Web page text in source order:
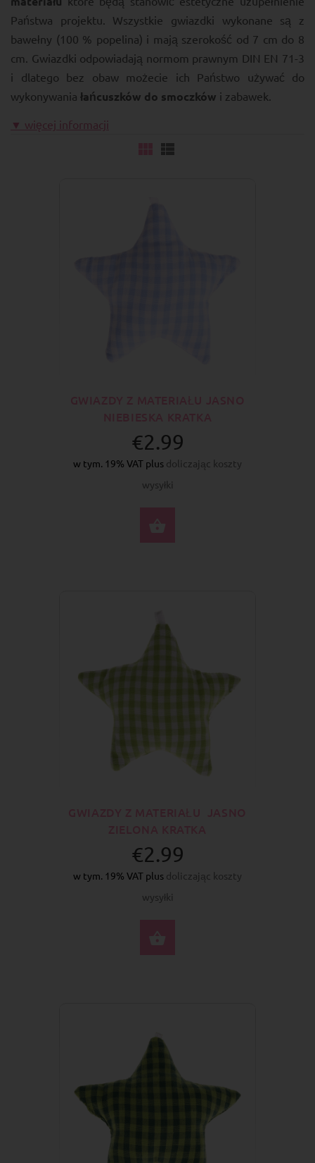
Państwa projektu. Wszystkie gwiazdki wykonane są z
bawełny (100 % popelina) i mają szerokość od 7 cm do 8
cm. Gwiazdki odpowiadają normom prawnym DIN EN 71-3
i dlatego bez obaw możecie ich Państwo używać do
wykonywania łańcuszków do smoczków i zabawek.
▼ więcej informacji
€2.99
w tym. 19% VAT plus doliczając koszty
wysyłki
€2.99
w tym. 19% VAT plus doliczając koszty
wysyłki